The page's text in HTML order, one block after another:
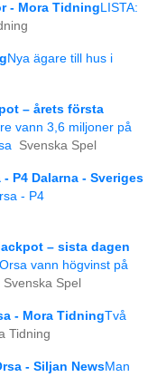
- Mora Tidning LISTA:
Nya ägare till hus i
– årets första
vann 3,6 miljoner på
Svenska Spel
P4 Dalarna - Sveriges
- P4
– sista dagen
vann högvinst på
Svenska Spel
- Mora TidningTvå
Tidning
- Siljan NewsMan